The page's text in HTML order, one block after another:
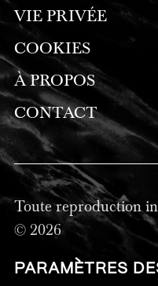
VIE PRIVÉE
COOKIES
À PROPOS
CONTACT
Toute reproduction
© 2026
PARAMÈTRES